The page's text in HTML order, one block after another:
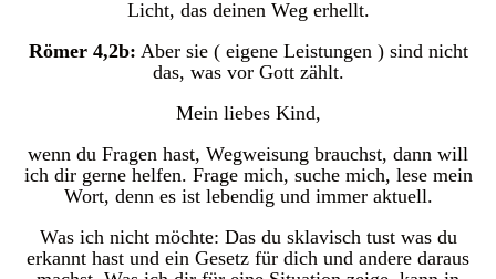
Licht, das deinen Weg erhellt.
Römer 4,2b: Aber sie ( eigene Leistungen ) sind nicht
das, was vor Gott zählt.
Mein liebes Kind,
wenn du Fragen hast, Wegweisung brauchst, dann will
ich dir gerne helfen. Frage mich, suche mich, lese mein
Wort, denn es ist lebendig und immer aktuell.
Was ich nicht möchte: Das du sklavisch tust was du
erkannt hast und ein Gesetz für dich und andere daraus